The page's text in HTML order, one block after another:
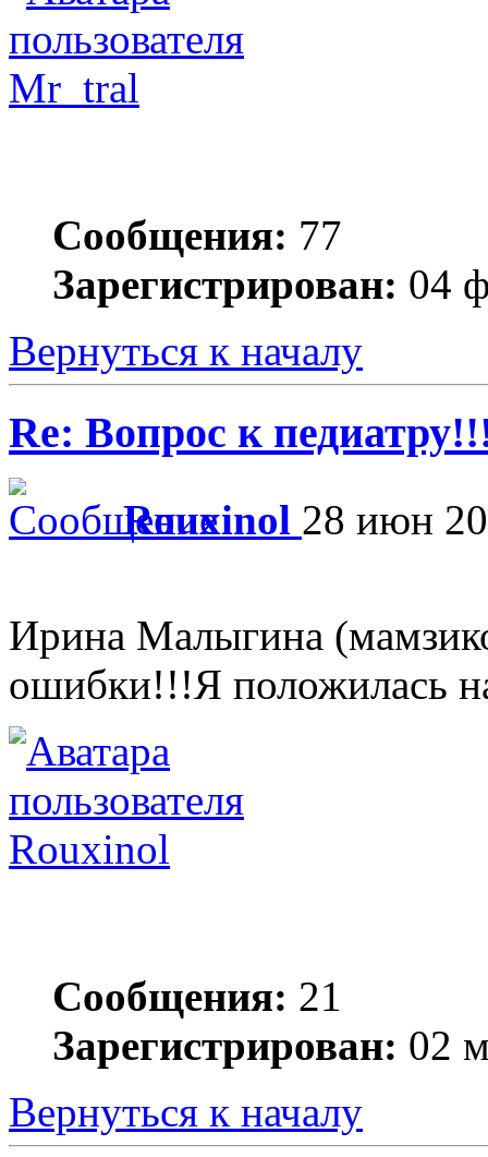
Mr_tral
Сообщения: 77
Зарегистрирован: 04
Вернуться к началу
Re: Вопрос к
Rouxinol 28 июн
Ирина Малыгина
ошибки!!!Я положилась
Rouxinol
Сообщения: 21
Зарегистрирован: 02
Вернуться к началу